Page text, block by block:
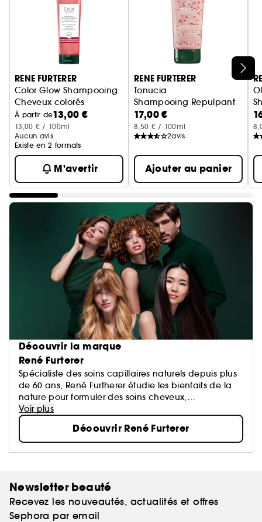
Ignorer le carrousel produits
RENE FURTERER
Color Glow Shampooing
Cheveux colorés
À partir de13,00 €
13,00 € / 100ml
Aucun avis
Existe en 2 formats
M'avertir
RENE FURTERER
Tonucia
Shampooing Repulpant
17,00 €
8,50 € / 100ml
2avis
Ajouter au panier
Découvrir la marque
René Furterer
Spécialiste des soins capillaires naturels depuis plus
de 60 ans, René Furtherer étudie les bienfaits de la
nature pour formuler des soins cheveux,
shampoings, après-shampoings et masques qui ont
pour objectif de sublimer vos cheveux.
Voir plus
Découvrir René Furterer
Newsletter beauté
Recevez les nouveautés, actualités et offres
Sephora par email